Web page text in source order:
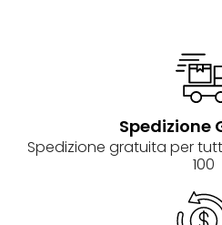
Spedizione
Spedizione gratuita per
100